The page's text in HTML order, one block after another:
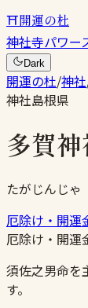
⛩開運の杜
神社寺パワー
Dark
開運の杜/神社
神社島根県
多賀神
たがじんじゃ
厄除け・開運
厄除け・開運
須佐之男命を
す。